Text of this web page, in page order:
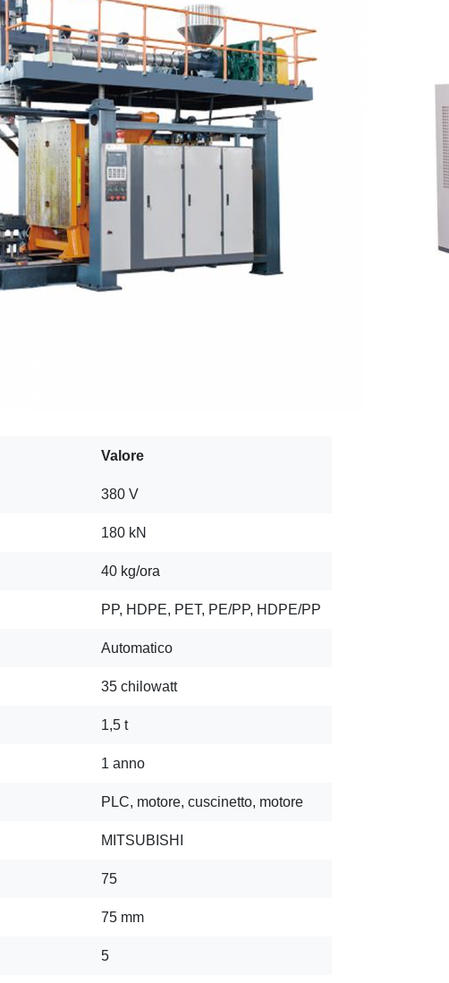
Valore
380 V
180 kN
40 kg/ora
PP, HDPE, PET, PE/PP, HDPE/PP
Automatico
35 chilowatt
1,5 t
1 anno
PLC, motore, cuscinetto, motore
MITSUBISHI
75
75 mm
5